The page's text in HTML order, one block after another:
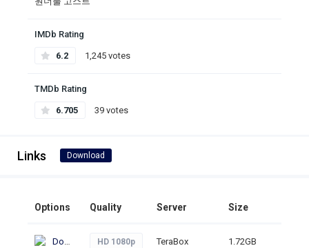
IMDb Rating
6.2 1,245 votes
TMDb Rating
6.705 39 votes
Links Download
Options Quality Server Size
Download HD 1080p TeraBox 1.72GB